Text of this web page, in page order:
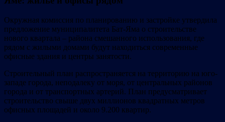
Окружная комиссия по планированию и застройке утвердила
предложение муниципалитета Бат-Яма о строительстве
нового квартала – района смешанного использования, где
рядом с жилыми домами будут находиться современные
офисные здания и центры занятости.
Строительный план распространяется на территорию на юго-
западе города, неподалеку от моря, от центральных районов
города и от транспортных артерий. План предусматривает
строительство свыше двух миллионов квадратных метров
офисных площадей и около 9.200 квартир.